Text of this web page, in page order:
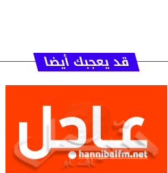
قد يعجبك أيضا